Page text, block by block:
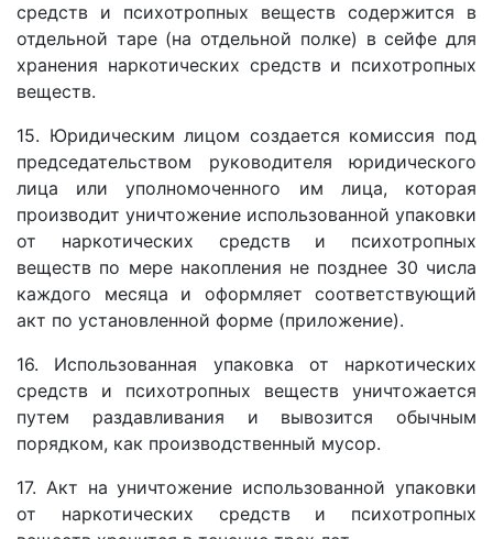
средств и психотропных веществ содержится в
отдельной таре (на отдельной полке) в сейфе для
хранения наркотических средств и психотропных
веществ.
15. Юридическим лицом создается комиссия под
председательством руководителя юридического
лица или уполномоченного им лица, которая
производит уничтожение использованной упаковки
от наркотических средств и психотропных
веществ по мере накопления не позднее 30 числа
каждого месяца и оформляет соответствующий
акт по установленной форме (приложение).
16. Использованная упаковка от наркотических
средств и психотропных веществ уничтожается
путем раздавливания и вывозится обычным
порядком, как производственный мусор.
17. Акт на уничтожение использованной упаковки
от наркотических средств и психотропных